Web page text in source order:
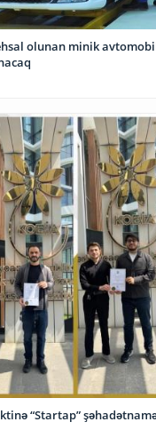
olunan minik
“Startap”